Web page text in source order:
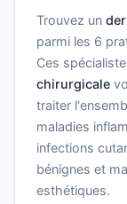
Trouvez un
parmi les 6
Ces
chirurgicale
traiter
maladies
infections
bénignes et
esthétiques.